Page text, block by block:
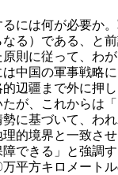
には何が必要か
る）である、と
則に従って、わ
中国の軍事戦略
的辺疆まで外に押
が、これからは
に基づいて、わ
的境界と一致さ
できる」と強調
平方キロメート